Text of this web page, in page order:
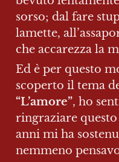
sorso; dal fare
lamette,
che accarezza la
Ed è per questo
“L’amore”, ho
ringraziare
anni mi ha
nemmeno